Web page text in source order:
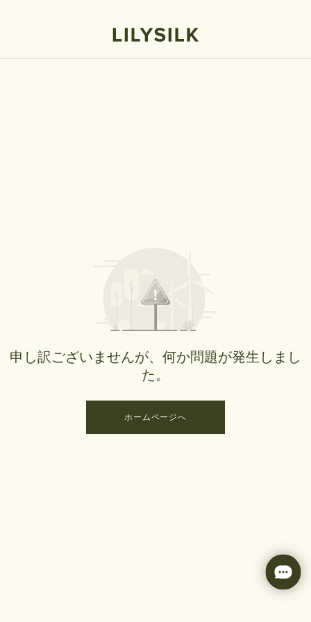
申し訳ございませんが、何か問題が発生しまし
た。
ホームページへ